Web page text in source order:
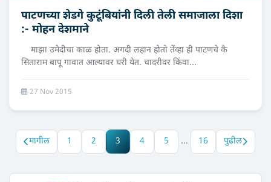
पाटणच्या शेडगे कुटूंबियांनी दिली तेली समाजाला दिशा
:- मोहन देशमाने
माझा उमेदीचा काळ होता. अगदी लहान होतो तेंव्हा ही पाटणचे कै
सिताराम बापू गावात आल्यावर घरी येत. चादरीवर किंवा...
27 Nov 2015
मागील 1 2 3 4 5 ... 16 पुढील